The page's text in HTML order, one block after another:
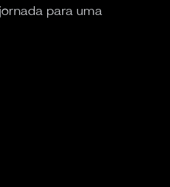
para uma